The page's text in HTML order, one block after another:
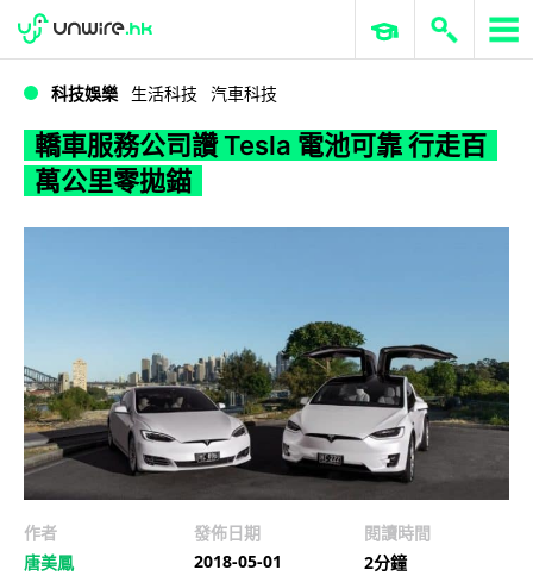
WWDC 2026 ERP 與商業 AI
科技娛樂 生活科技 汽車科技
轎車服務公司讚 Tesla 電池可靠 行走百
萬公里零拋錨
作者
唐美鳳
發佈日期
2018-05-01
閱讀時間
2分鐘